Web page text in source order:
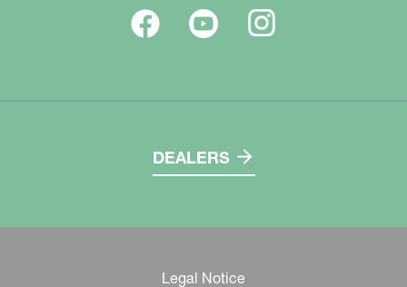
DEALERS
Legal Notice